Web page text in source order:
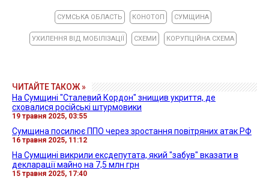
СУМСЬКА ОБЛАСТЬ КОНОТОП СУМЩИНА
УХИЛЕННЯ ВІД МОБІЛІЗАЦІЇ СХЕМИ КОРУПЦІЙНА СХЕМА
ЧИТАЙТЕ ТАКОЖ »
На Сумщині "Сталевий Кордон" знищив укриття, де
сховалися російські штурмовики
19 травня 2025, 03:55
Сумщина посилює ППО через зростання повітряних атак РФ
16 травня 2025, 11:12
На Сумщині викрили ексдепутата, який "забув" вказати в
декларації майно на 7,5 млн грн
15 травня 2025, 17:40